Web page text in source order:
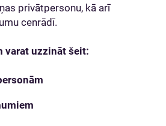
privātpersonu, kā arī
cenrādī.
varat uzzināt šeit: